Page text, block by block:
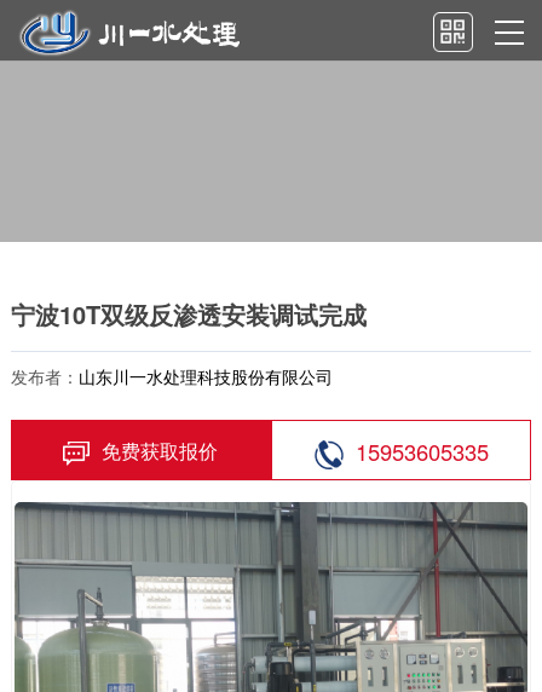
宁波10T双级反渗透安装调试完成
发布者： 山东川一水处理科技股份有限公司
免费获取报价 15953605335